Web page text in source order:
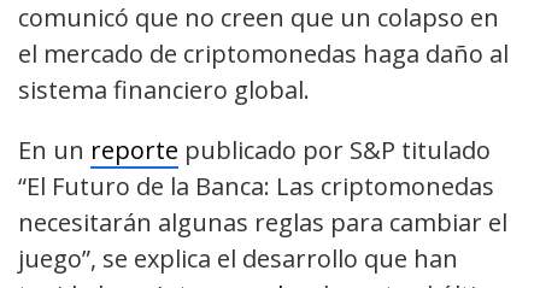
comunicó que no creen que un colapso en
el mercado de criptomonedas haga daño al
sistema financiero global.
En un reporte publicado por S&P titulado
“El Futuro de la Banca: Las criptomonedas
necesitarán algunas reglas para cambiar el
juego”, se explica el desarrollo que han